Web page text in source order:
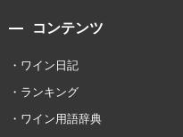
コンテンツ
ワイン日記
ランキング
ワイン用語辞典